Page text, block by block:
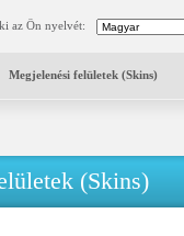
az Ön nyelvét:
Megjelenési felületek (Skins)
(Skins)